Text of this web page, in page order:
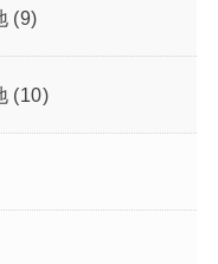
(9)
(10)